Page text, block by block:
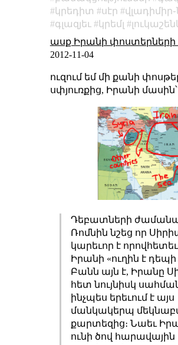
կրեդիտ
սէր
գլազյեւ
կրեմլ
ասք Իրանի փոստերների
2012-11-04
ուզում եմ մի քանի
սփյուռքից, Իրանի մասին՝
Դեբատների
Ռոմնին նշեց որ
կարեւոր է
Իրանի «ուղին է դեպի
Բանն այն է, Իրանը
հետ նույնիսկ
ինչպես երեւում է այս
մանկակերպ
քարտեզից։ Նաեւ
ունի ծով հարավային